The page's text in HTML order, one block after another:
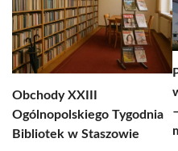
Obchody XXIII
Ogólnopolskiego Tygodnia
Bibliotek w Staszowie